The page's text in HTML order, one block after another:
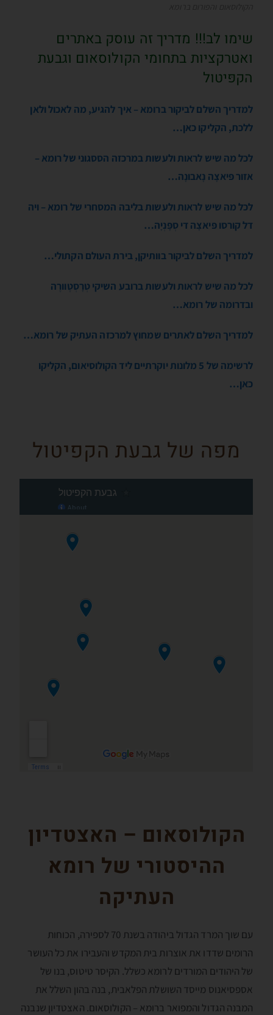
שימו לב!!! מדריך זה עוסק באתרים
ואטרקציות בתחומי הקולוסאום וגבעת
הקפּיטול
למדריך השלם לביקור ברומא – איך להגיע, מה לאכול ולאן
ללכת, הקליקו כאן…
לכל מה שיש לראות ולעשות במרכזה הססגוני של רומא –
אזור פּיאצָה נָאבונָה…
לכל מה שיש לראות ולעשות בליבה המסחרי של רומא – ויה
דל קורסו פּיאצָה די סְפָּנְיָה…
למדריך השלם לביקור בוותיקן, בירת העולם הקתולי…
לכל מה שיש לראות ולעשות ברובע השיקי טְרָסְטֶוורֶה
ובדרומה של רומא…
למדריך השלם לאתרים שמחוץ למרכזה העתיק של רומא…
לרשימה של 5 מלונות יוקרתיים ליד הקולוסיאום, הקליקו
כאן…
מפה של גבעת הקפיטול
הקולוסאום – האצטדיון
ההיסטורי של רומא
העתיקה
עם שוך המרד הגדול ביהודה בשנת 70 לספירה, הכוחות
הרומים שדדו את אוצרות בית המקדש והעבירו את כל העושר
של היהודים המורדים לרומא כשלל. הקיסר טיטוס, בנו של
אספסיאנוס מייסד השושלת הפלאבית, בנה בהון השלל את
המבנה הגדול והמפואר ברומא – הקולוסאום. האצטדיון שנבנה